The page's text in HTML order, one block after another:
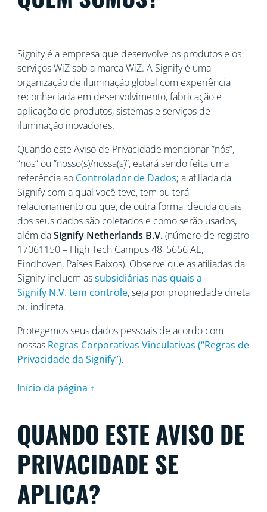
Signify é a empresa que desenvolve os produtos e os
serviços WiZ sob a marca WiZ. A Signify é uma
organização de iluminação global com experiência
reconheciada em desenvolvimento, fabricação e
aplicação de produtos, sistemas e serviços de
iluminação inovadores.
Quando este Aviso de Privacidade mencionar ”nós”,
”nos” ou ”nosso(s)/nossa(s)”, estará sendo feita uma
referência ao Controlador de Dados; a afiliada da
Signify com a qual você teve, tem ou terá
relacionamento ou que, de outra forma, decida quais
dos seus dados são coletados e como serão usados,
além daSignify Netherlands B.V.(número de registro
17061150 – High Tech Campus 48, 5656AE,
Eindhoven, Países Baixos). Observe que as afiliadas da
Signify incluem assubsidiárias nas quais a
Signify N.V. tem controle, seja por propriedade direta
ou indireta.
Protegemos seus dados pessoais de acordo com
nossas Regras Corporativas Vinculativas (“Regras de
Privacidade da Signify”).
Início da página ↑
QUANDO ESTE AVISO DE
PRIVACIDADE SE
APLICA?